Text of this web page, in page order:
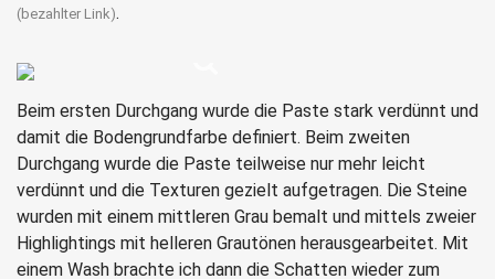
.
Beim ersten Durchgang wurde die Paste stark verdünnt und
damit die Bodengrundfarbe definiert. Beim zweiten
Durchgang wurde die Paste teilweise nur mehr leicht
verdünnt und die Texturen gezielt aufgetragen. Die Steine
wurden mit einem mittleren Grau bemalt und mittels zweier
Highlightings mit helleren Grautönen herausgearbeitet. Mit
einem Wash brachte ich dann die Schatten wieder zum